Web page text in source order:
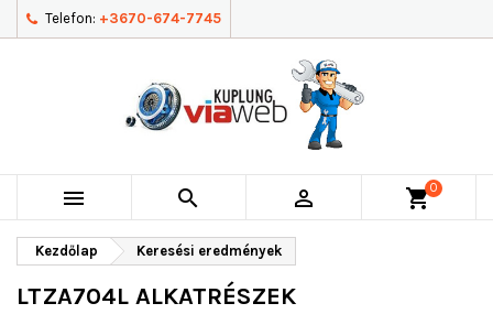
Telefon: +3670-674-7745
   shopping_cart0
Kezdőlap Keresési eredmények
LTZA704L ALKATRÉSZEK